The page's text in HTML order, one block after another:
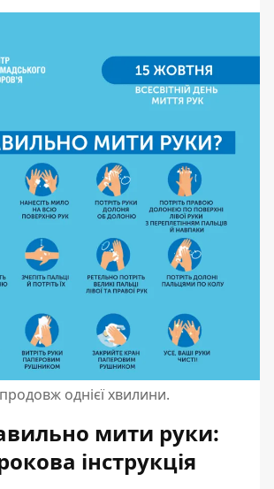
однієї хвилини.
мити руки:
інструкція